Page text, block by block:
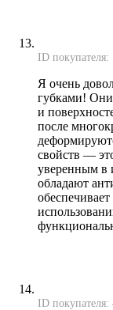
ID
Я очень
губками! Они
и
после
свойств —
уверенным в
обладают
ID